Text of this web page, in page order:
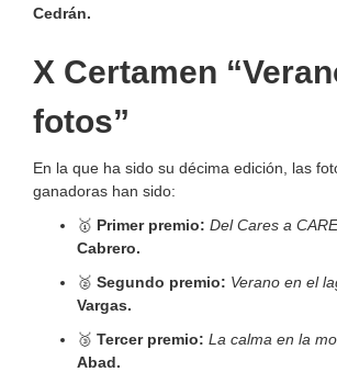
Cedrán.
X Certamen
fotos”
En la que ha sido su décima edición, las
ganadoras han sido:
🥇 Primer premio: Del Cares a
Cabrero.
🥈 Segundo premio: Verano en el
Vargas.
🥉 Tercer premio: La calma en la
Abad.